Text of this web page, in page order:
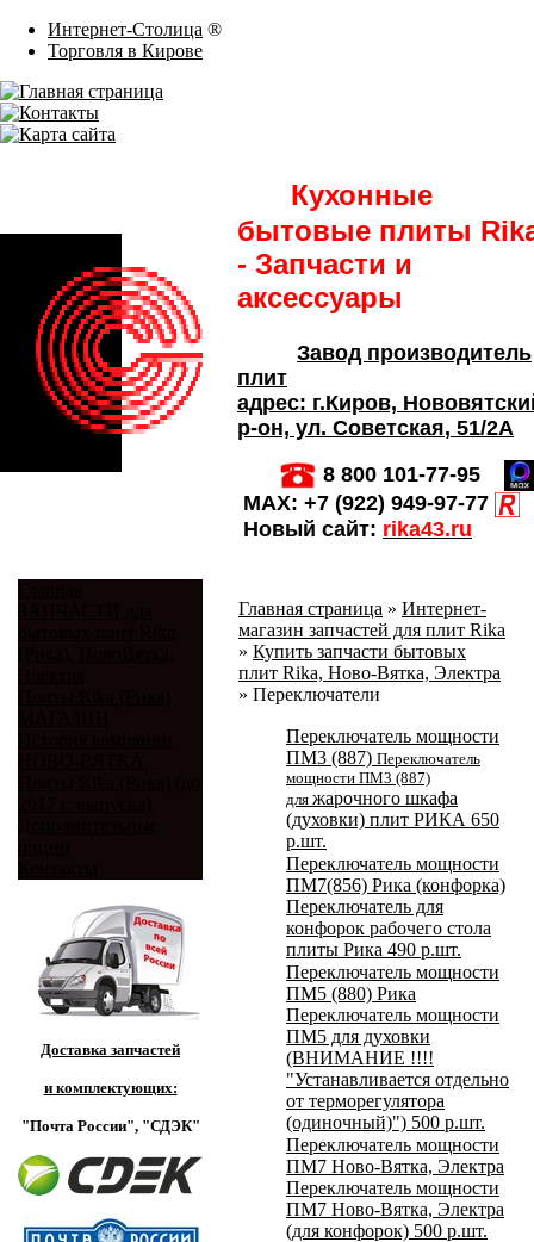
Интернет-Столица ®
Торговля в Кирове
Кухонные
бытовые плиты
- Запчасти и
аксессуары
Завод производитель
плит
адрес: г.Киров,
р-он, ул. Советская, 51/2А
8 800 101-77-95
MAX: +7 (922) 949-97-77
Новый сайт: rika43.ru
Доставка запчастей
и комплектующих:
"Почта России", "СДЭК"
Главная страница » Интернет-
магазин запчастей для плит Rika
» Купить запчасти бытовых
плит Rika, Ново-Вятка, Электра
» Переключатели
Переключатель мощности
ПМ3 (887) Переключатель
мощности ПМ3 (887)
для жарочного шкафа
(духовки) плит РИКА 650
р.шт.
Переключатель мощности
ПМ7(856) Рика (конфорка)
Переключатель для
конфорок рабочего стола
плиты Рика 490 р.шт.
Переключатель мощности
ПМ5 (880) Рика
Переключатель мощности
ПМ5 для духовки
(ВНИМАНИЕ !!!!
"Устанавливается отдельно
от терморегулятора
(одиночный)") 500 р.шт.
Переключатель мощности
ПМ7 Ново-Вятка, Электра
Переключатель мощности
ПМ7 Ново-Вятка, Электра
(для конфорок) 500 р.шт.